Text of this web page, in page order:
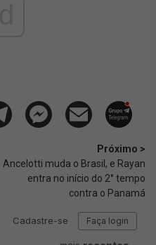
Próximo >
Ancelotti muda o Brasil, e Rayan
entra no início do 2° tempo
contra o Panamá